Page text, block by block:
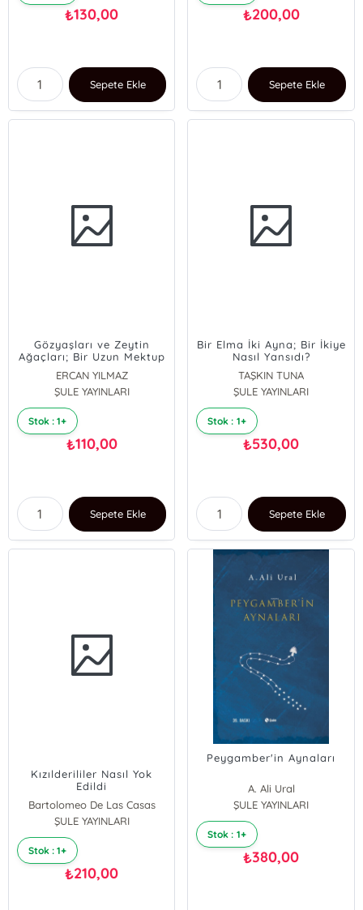
₺130,00
Sepete Ekle
₺200,00
Sepete Ekle
Gözyaşları ve Zeytin
Ağaçları; Bir Uzun Mektup
Denemesi ya da Yaz
Romansı
ERCAN YILMAZ
ŞULE YAYINLARI
Stok : 1+
₺110,00
Sepete Ekle
Bir Elma İki Ayna; Bir İkiye
Nasıl Yansıdı?
TAŞKIN TUNA
ŞULE YAYINLARI
Stok : 1+
₺530,00
Sepete Ekle
Kızılderililer Nasıl Yok
Edildi
Bartolomeo De Las Casas
ŞULE YAYINLARI
Stok : 1+
₺210,00
Peygamber'in Aynaları
A. Ali Ural
ŞULE YAYINLARI
Stok : 1+
₺380,00